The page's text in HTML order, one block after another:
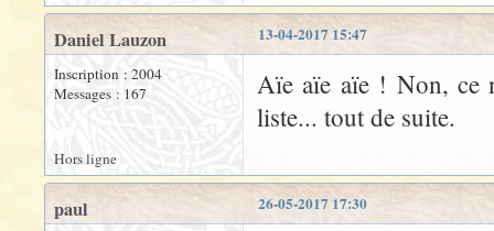
13-04-2017 15:47
Daniel Lauzon
Inscription : 2004
Messages : 167
Aïe aïe aïe ! Non, ce
liste... tout de suite.
Hors ligne
26-05-2017 17:30
paul